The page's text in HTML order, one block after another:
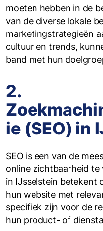
moeten hebben in de
van de diverse lokale
marketingstrategieën
cultuur en trends,
band met hun
2.
ie (SEO) in
SEO is een van de
online zichtbaarheid te
in IJsselstein betekent
hun website met
specifiek zijn voor de
hun product- of